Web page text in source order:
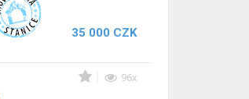
35 000 CZK
96x